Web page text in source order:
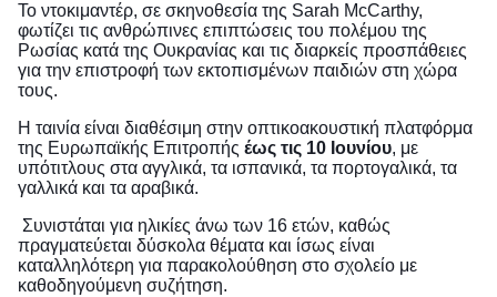
Το ντοκιμαντέρ, σε σκηνοθεσία της Sarah McCarthy,
φωτίζει τις ανθρώπινες επιπτώσεις του πολέμου της
Ρωσίας κατά της Ουκρανίας και τις διαρκείς προσπάθειες
για την επιστροφή των εκτοπισμένων παιδιών στη χώρα
τους.
Η ταινία είναι διαθέσιμη στην οπτικοακουστική πλατφόρμα
της Ευρωπαϊκής Επιτροπής έως τις 10 Ιουνίου, με
υπότιτλους στα αγγλικά, τα ισπανικά, τα πορτογαλικά, τα
γαλλικά και τα αραβικά.
Συνιστάται για ηλικίες άνω των 16 ετών, καθώς
πραγματεύεται δύσκολα θέματα και ίσως είναι
καταλληλότερη για παρακολούθηση στο σχολείο με
καθοδηγούμενη συζήτηση.